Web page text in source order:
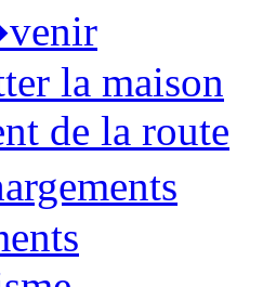
la maison
de la route